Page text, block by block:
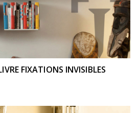
FIXATIONS INVISIBLES